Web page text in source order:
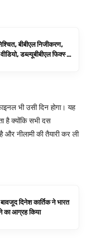
बीबीएल निजीकरण,
डब्ल्यूबीबीएल फिक्स्चर
भी उसी दिन होगा। यह
है क्योंकि सभी दस
नीलामी की तैयारी कर ली
दिनेश कार्तिक ने भारत
आग्रह किया